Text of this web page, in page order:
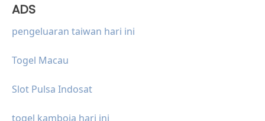
ADS
pengeluaran taiwan hari ini
Togel Macau
Slot Pulsa Indosat
togel kamboja hari ini